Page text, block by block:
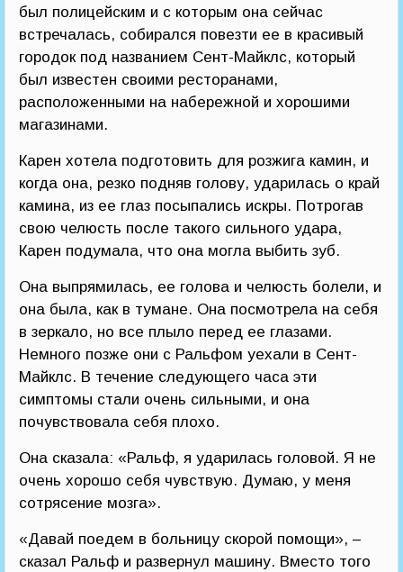
был полицейским и с которым она сейчас
встречалась, собирался повезти ее в красивый
городок под названием Сент-Майклс, который
был известен своими ресторанами,
расположенными на набережной и хорошими
магазинами.
Карен хотела подготовить для розжига камин, и
когда она, резко подняв голову, ударилась о край
камина, из ее глаз посыпались искры. Потрогав
свою челюсть после такого сильного удара,
Карен подумала, что она могла выбить зуб.
Она выпрямилась, ее голова и челюсть болели, и
она была, как в тумане. Она посмотрела на себя
в зеркало, но все плыло перед ее глазами.
Немного позже они с Ральфом уехали в Сент-
Майклс. В течение следующего часа эти
симптомы стали очень сильными, и она
почувствовала себя плохо.
Она сказала: «Ральф, я ударилась головой. Я не
очень хорошо себя чувствую. Думаю, у меня
сотрясение мозга».
«Давай поедем в больницу скорой помощи», –
сказал Ральф и развернул машину. Вместо того